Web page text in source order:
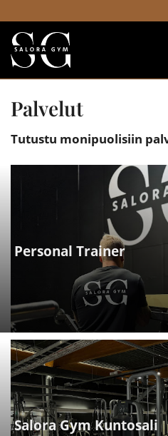
Palvelut
Tutustu monipuolisiin
Personal Trainer
Salora Gym Kuntosali